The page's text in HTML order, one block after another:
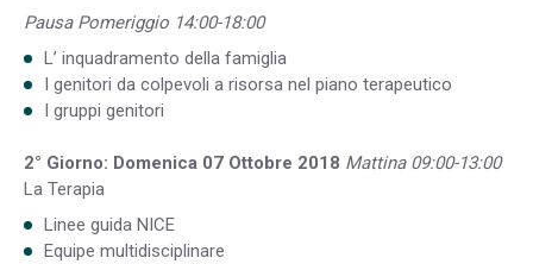
Pausa Pomeriggio 14:00-18:00
L’ inquadramento della famiglia
I genitori da colpevoli a risorsa nel piano terapeutico
I gruppi genitori
2° Giorno: Domenica 07 Ottobre 2018 Mattina 09:00-13:00
La Terapia
Linee guida NICE
Equipe multidisciplinare